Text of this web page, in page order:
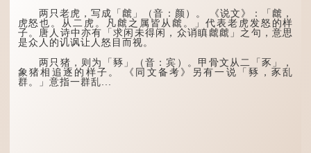
会须一饮三百杯。" 意思是
说：上天给了我才能，必然
有用到的地方；即使千金散
去，也终会重新得到。
李白作此诗时，大约是
天宝十一年。当时他已被唐
玄宗赐金放还约八年，这期
龙九子外形与能力各有
不同，其中，赑屭原形像
龟，因为能负重，多作为碑
座，有“碑下...
两只老虎，写成「虤」（音：颜）。 《说文》：「虤，
虎怒也。从二虎。凡虤之属皆从虤。」代表老虎发怒的样
子。唐人诗中亦有「求闲未得闲，众诮瞋虤虤」之句，意思
是众人的讥讽让人怒目而视。
两只猪，则为「豩」（音：宾）。甲骨文从二「豕」，
象猪相追逐的样子。 《同文备考》另有一说「豩，豕乱
群。」意指一群乱...